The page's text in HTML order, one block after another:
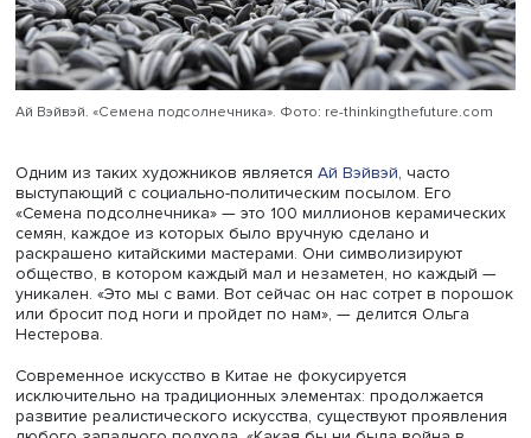
Начиная с 1980-х годов, с начала реформ открытости
(реформы по международной интеграции китайской
экономики, которые привели к значительному
экономическому росту Китая. — .), народное
стало рассматриваться китайскими художниками-
Начинаются эксперименты молодых художников,
почувствовавших ветер перемен. Они получили
соединить западные художественные алгоритмы с
традиционным художественным инструментарием,
Ольга Нестерова.
Есть место и острым социально-политическим
в искусстве. «Современные художники, которые
революцией, а потом событиями на площади
говорит спикер.